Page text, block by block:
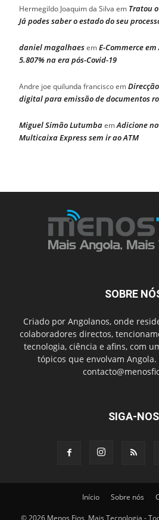
Hermegildo Joaquim da Silva em Tratou
Já podes saber o estado do seu
daniel magalhaesemE-Commerce
5.807% na era pós-Covid-19
Andre joe quilunda franciscoem
digital para emissão de documentos
Miguel Simão LutumbaemAdicione
Multicaixa Express sem ir ao ATM
SOBRE
Criado por Angolanos, onde
colaboradores directos,
tecnologia, ciência e afins, com
tópicos que envolvam
SIGA-NOS
Início Sobre nós
© 2026 Menos Fios, Mais Tecnologia -